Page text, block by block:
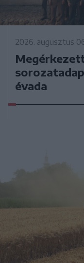
2026. augusztus
évada